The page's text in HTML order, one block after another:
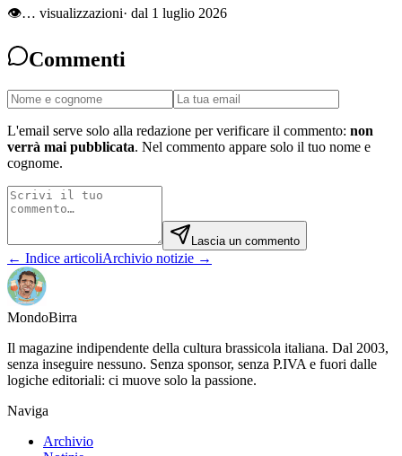
👁… visualizzazioni· dal 1 luglio 2026
Commenti
L'email serve solo alla redazione per verificare il commento: non
verrà mai pubblicata. Nel commento appare solo il tuo nome e
cognome.
Lascia un commento
← Indice articoliArchivio notizie →
MondoBirra
Il magazine indipendente della cultura brassicola italiana. Dal 2003,
senza inseguire nessuno. Senza sponsor, senza P.IVA e fuori dalle
logiche editoriali: ci muove solo la passione.
Naviga
Archivio